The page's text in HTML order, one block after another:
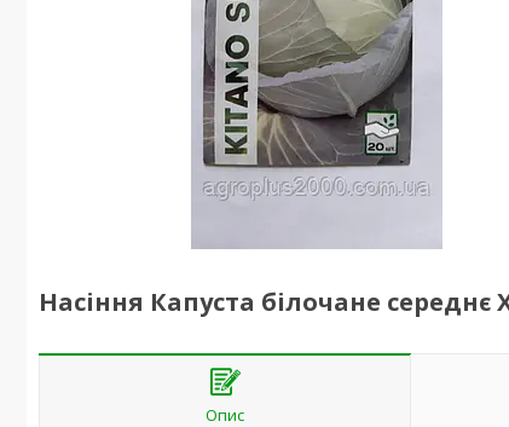
Насіння Капуста білочане середнє
Опис